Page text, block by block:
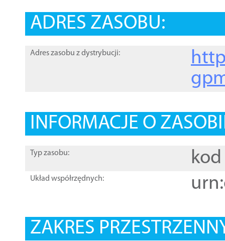
ADRES ZASOBU:
Adres zasobu z dystrybucji:
INFORMACJE O
Typ zasobu: kod
Układ współrzędnych:
ZAKRES